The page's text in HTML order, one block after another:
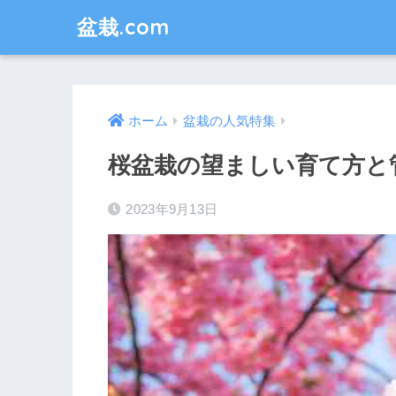
盆栽.com
ホーム 盆栽の人気特集
桜盆栽の望ましい育て方と
2023年9月13日